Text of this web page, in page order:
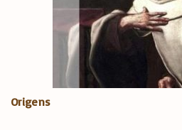
Origens